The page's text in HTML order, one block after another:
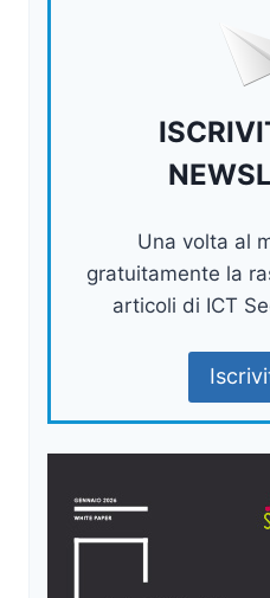
Una volta al
gratuitamente la
articoli di ICT